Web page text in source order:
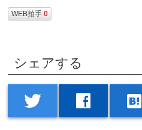
WEB拍手0
シェアする
twitter facebook hatenabookmark